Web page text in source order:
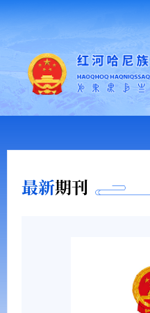
最新期刊